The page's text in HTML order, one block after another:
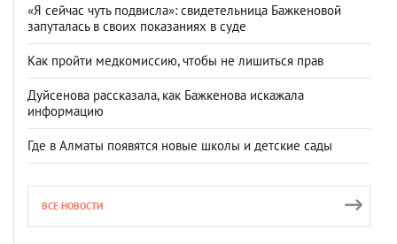
«Я сейчас чуть подвисла»: свидетельница Бажкеновой
запуталась в своих показаниях в суде
Как пройти медкомиссию, чтобы не лишиться прав
Дуйсенова рассказала, как Бажкенова искажала
информацию
Где в Алматы появятся новые школы и детские сады
ВСЕ НОВОСТИ